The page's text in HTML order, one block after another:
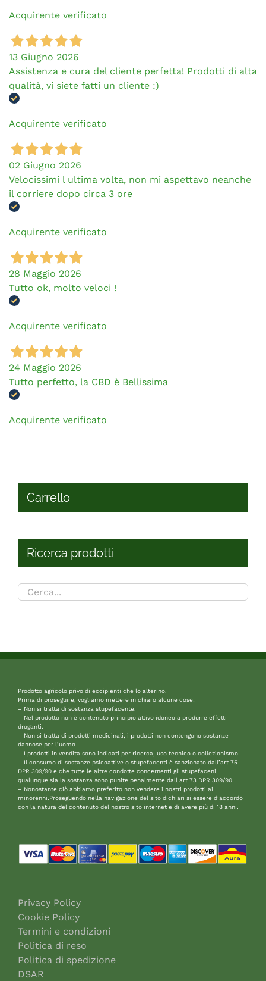
Carrello
Ricerca prodotti
Acquirente verificato
13 Giugno 2026
Assistenza e cura del cliente perfetta! Prodotti di alta
qualità, vi siete fatti un cliente :)
Acquirente verificato
02 Giugno 2026
Velocissimi l ultima volta, non mi aspettavo neanche
il corriere dopo circa 3 ore
Acquirente verificato
28 Maggio 2026
Tutto ok, molto veloci !
Acquirente verificato
24 Maggio 2026
Tutto perfetto, la CBD è Bellissima
Acquirente verificato
Prodotto agricolo privo di eccipienti che lo alterino.
Prima di proseguire, vogliamo mettere in chiaro alcune cose:
– Non si tratta di sostanza stupefacente.
– Nel prodotto non è contenuto principio attivo idoneo a produrre effetti
droganti.
– Non si tratta di prodotti medicinali, i prodotti non contengono sostanze
dannose per l’uomo
– I prodotti in vendita sono indicati per ricerca, uso tecnico o collezionismo.
– Il consumo di sostanze psicoattive o stupefacenti è sanzionato dall’art 75
DPR 309/90 e che tutte le altre condotte concernenti gli stupefaceni,
qualunque sia la sostanza sono punite penalmente dall art 73 DPR 309/90
– Nonostante ciò abbiamo preferito non vendere i nostri prodotti ai
minorenni.Proseguendo nella navigazione del sito dichiari si essere d’accordo
con la natura del contenuto del nostro sito internet e di avere più di 18 anni.
Privacy Policy
Cookie Policy
Termini e condizioni
Politica di reso
Politica di spedizione
DSAR